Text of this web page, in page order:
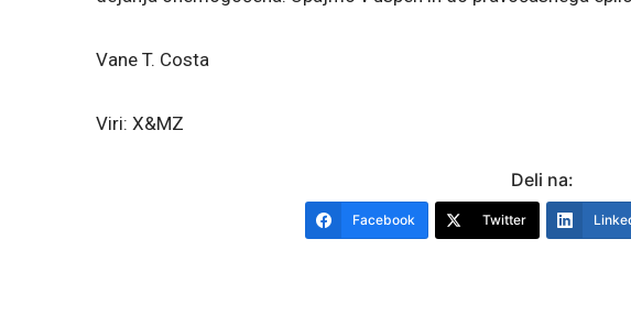
Vane T. Costa
Viri: X&MZ
Deli na:
Facebook Twitter